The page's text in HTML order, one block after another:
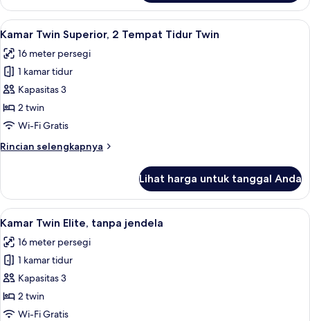
City
Deluxe
Double
Lihat
semua
foto
untuk
Kamar
Twin
Superior,
Tempat
Seprai premium, brankas, Wi-Fi
4
Kamar Twin Superior, 2 Tempat Tidur Twin
16 meter persegi
1 kamar tidur
Kapasitas 3
2 twin
Wi-Fi Gratis
Rincian selengkapnya
Rincian
Kamar
Twin
Superior,
Tempat
Tidur
Twin
Lihat harga untuk tanggal Anda
Lihat
semua
foto
untuk
Kamar
Twin
Elite,
Kamar Twin Elite, tanpa jendela |
4
Kamar Twin Elite, tanpa jendela
16 meter persegi
1 kamar tidur
Kapasitas 3
2 twin
Wi-Fi Gratis